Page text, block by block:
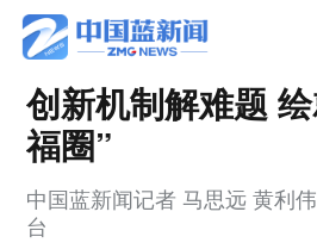
创新机制解难题
福圈”
中国蓝新闻记者 马思远 黄利
台